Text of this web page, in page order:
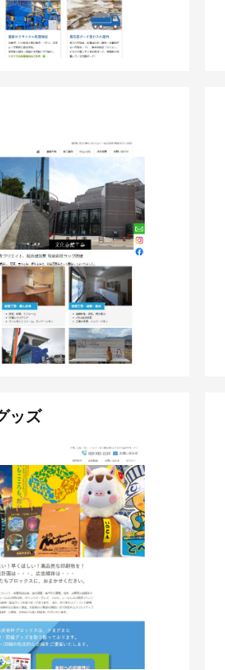
ッズ